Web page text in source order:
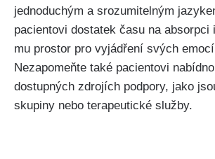
jednoduchým a srozumitelným
pacientovi dostatek času na absorpci
mu prostor pro vyjádření svých
Nezapomeňte také pacientovi
dostupných zdrojích podpory, jako
skupiny nebo terapeutické služby.